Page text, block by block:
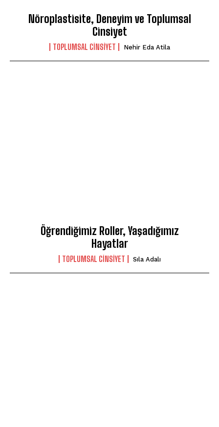
Nöroplastisite, Deneyim ve Toplumsal
Cinsiyet
TOPLUMSAL CINSIYET Nehir Eda Atila
Öğrendiğimiz Roller, Yaşadığımız
Hayatlar
TOPLUMSAL CINSIYET Sıla Adalı